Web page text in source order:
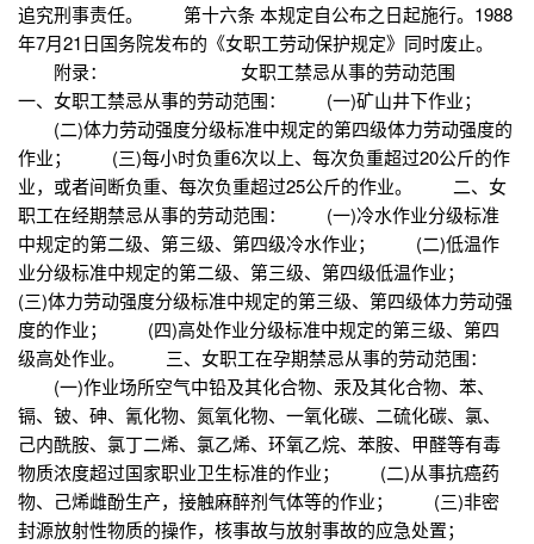
追究刑事责任。 第十六条 本规定自公布之日起施行。1988
年7月21日国务院发布的《女职工劳动保护规定》同时废止。
附录： 女职工禁忌从事的劳动范围
一、女职工禁忌从事的劳动范围： (一)矿山井下作业；
(二)体力劳动强度分级标准中规定的第四级体力劳动强度的
作业； (三)每小时负重6次以上、每次负重超过20公斤的作
业，或者间断负重、每次负重超过25公斤的作业。 二、女
职工在经期禁忌从事的劳动范围： (一)冷水作业分级标准
中规定的第二级、第三级、第四级冷水作业； (二)低温作
业分级标准中规定的第二级、第三级、第四级低温作业；
(三)体力劳动强度分级标准中规定的第三级、第四级体力劳动强
度的作业； (四)高处作业分级标准中规定的第三级、第四
级高处作业。 三、女职工在孕期禁忌从事的劳动范围：
(一)作业场所空气中铅及其化合物、汞及其化合物、苯、
镉、铍、砷、氰化物、氮氧化物、一氧化碳、二硫化碳、氯、
己内酰胺、氯丁二烯、氯乙烯、环氧乙烷、苯胺、甲醛等有毒
物质浓度超过国家职业卫生标准的作业； (二)从事抗癌药
物、己烯雌酚生产，接触麻醉剂气体等的作业； (三)非密
封源放射性物质的操作，核事故与放射事故的应急处置；